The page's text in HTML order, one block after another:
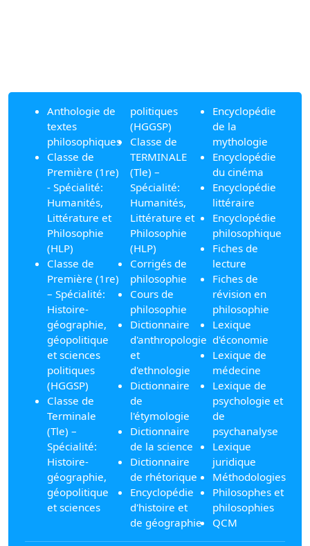
Anthologie de
textes
philosophiques
Classe de
Première (1re)
- Spécialité:
Humanités,
Littérature et
Philosophie
(HLP)
Classe de
Première (1re)
– Spécialité:
Histoire-
géographie,
géopolitique
et sciences
politiques
(HGGSP)
Classe de
Terminale
(Tle) –
Spécialité:
Histoire-
géographie,
géopolitique
et sciences
politiques
(HGGSP)
Classe de
TERMINALE
(Tle) –
Spécialité:
Humanités,
Littérature et
Philosophie
(HLP)
Corrigés de
philosophie
Cours de
philosophie
Dictionnaire
d'anthropologie
et
d'ethnologie
Dictionnaire
de
l'étymologie
Dictionnaire
de la science
Dictionnaire
de rhétorique
Encyclopédie
d'histoire et
de géographie
Encyclopédie
de la
mythologie
Encyclopédie
du cinéma
Encyclopédie
littéraire
Encyclopédie
philosophique
Fiches de
lecture
Fiches de
révision en
philosophie
Lexique
d'économie
Lexique de
médecine
Lexique de
psychologie et
de
psychanalyse
Lexique
juridique
Méthodologies
Philosophes et
philosophies
QCM